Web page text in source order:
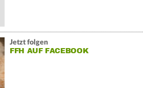
Jetzt folgen
FFH AUF FACEBOOK